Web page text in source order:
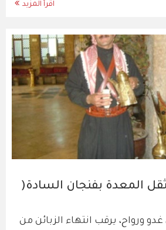
اقرأ المزيد
المعدة بفنجان السادة(
ورواح، يرقب انتهاء الزبائن من